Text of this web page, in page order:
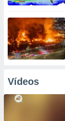
Vídeos